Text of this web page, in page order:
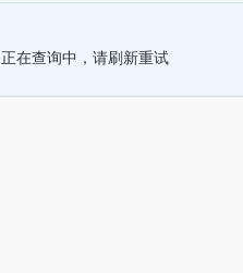
正在查询中，请刷新重试